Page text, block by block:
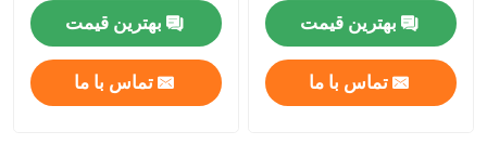
بهترین قیمت
تماس با ما
بهترین قیمت
تماس با ما